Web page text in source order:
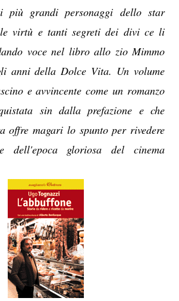
più grandi personaggi dello star
virtù e tanti segreti dei divi ce li
voce nel libro allo zio Mimmo
anni della Dolce Vita. Un volume
e avvincente come un romanzo
sin dalla prefazione e che
offre magari lo spunto per rivedere
dell'epoca gloriosa del cinema